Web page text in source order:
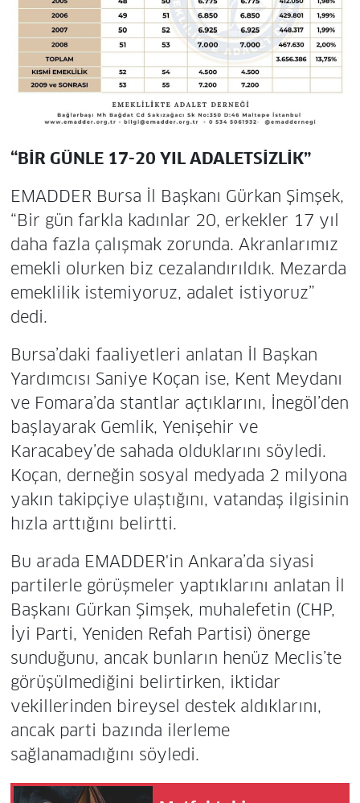
“BİR GÜNLE 17-20 YIL ADALETSİZLİK”
EMADDER Bursa İl Başkanı Gürkan Şimşek,
“Bir gün farkla kadınlar 20, erkekler 17 yıl
daha fazla çalışmak zorunda. Akranlarımız
emekli olurken biz cezalandırıldık. Mezarda
emeklilik istemiyoruz, adalet istiyoruz”
dedi.
Bursa’daki faaliyetleri anlatan İl Başkan
Yardımcısı Saniye Koçan ise, Kent Meydanı
ve Fomara’da stantlar açtıklarını, İnegöl’den
başlayarak Gemlik, Yenişehir ve
Karacabey’de sahada olduklarını söyledi.
Koçan, derneğin sosyal medyada 2 milyona
yakın takipçiye ulaştığını, vatandaş ilgisinin
hızla arttığını belirtti.
Bu arada EMADDER'in Ankara’da siyasi
partilerle görüşmeler yaptıklarını anlatan İl
Başkanı Gürkan Şimşek, muhalefetin (CHP,
İyi Parti, Yeniden Refah Partisi) önerge
sunduğunu, ancak bunların henüz Meclis’te
görüşülmediğini belirtirken, iktidar
vekillerinden bireysel destek aldıklarını,
ancak parti bazında ilerleme
sağlanamadığını söyledi.